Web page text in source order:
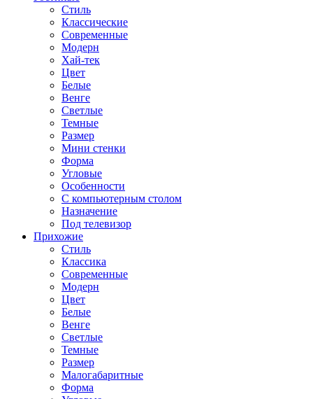
Стиль
Классические
Современные
Модерн
Хай-тек
Цвет
Белые
Венге
Светлые
Темные
Размер
Мини стенки
Форма
Угловые
Особенности
С компьютерным столом
Назначение
Под телевизор
Прихожие
Стиль
Классика
Современные
Модерн
Цвет
Белые
Венге
Светлые
Темные
Размер
Малогабаритные
Форма